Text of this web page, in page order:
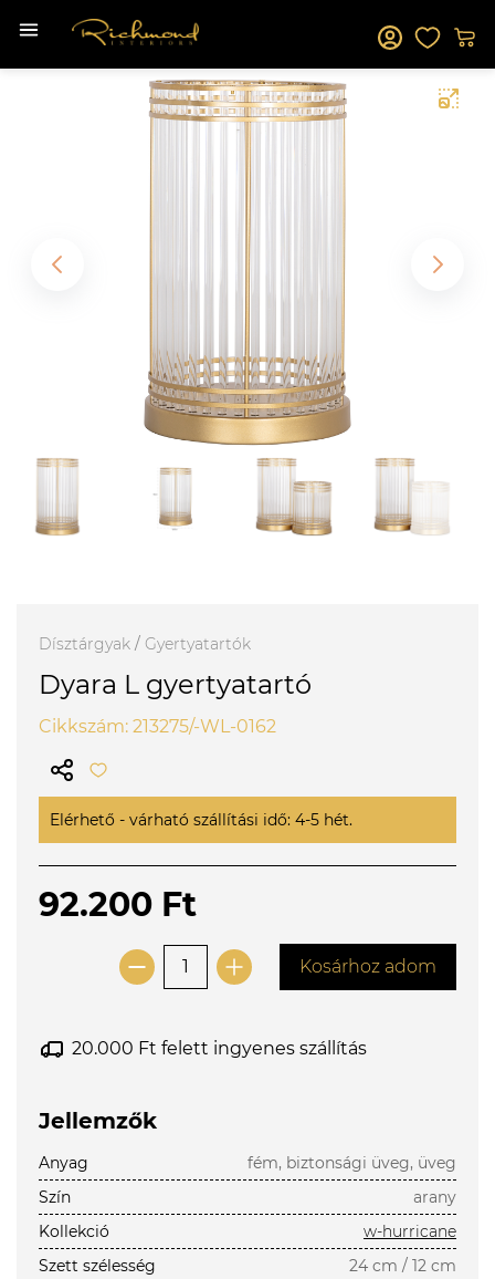
Dísztárgyak / Gyertyatartók
Dyara L gyertyatartó
Cikkszám: 213275/-WL-0162
Elérhető - várható szállítási idő: 4-5 hét.
92.200 Ft
Kosárhoz adom
20.000 Ft felett ingyenes szállítás
Jellemzők
Anyag
fém, biztonsági üveg, üveg
Szín
arany
Kollekció
w-hurricane
Szett szélesség
24 cm / 12 cm